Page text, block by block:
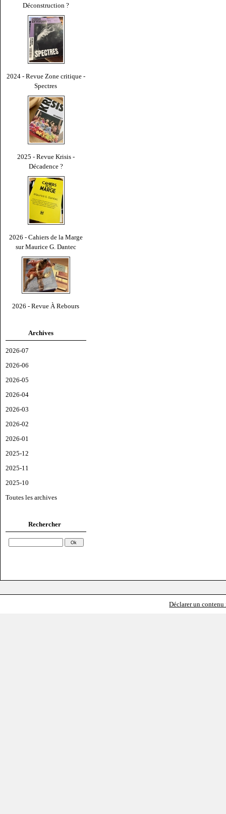
Déconstruction ?
2024 - Revue Zone critique -
Spectres
2025 - Revue Krisis -
Décadence ?
2026 - Cahiers de la Marge
sur Maurice G. Dantec
2026 - Revue À Rebours
Archives
2026-07
2026-06
2026-05
2026-04
2026-03
2026-02
2026-01
2025-12
2025-11
2025-10
Toutes les archives
Rechercher
Déclarer un